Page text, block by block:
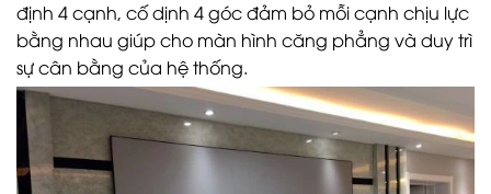
định 4 cạnh, cố dịnh 4 góc đảm bỏ mỗi cạnh chịu lực
bằng nhau giúp cho màn hình căng phẳng và duy trì
sự cân bằng của hệ thống.